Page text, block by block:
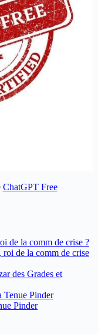
ChatGPT Free
de la comm de crise ?
de la comm de crise
des Grades et
Tenue Pinder
Pinder